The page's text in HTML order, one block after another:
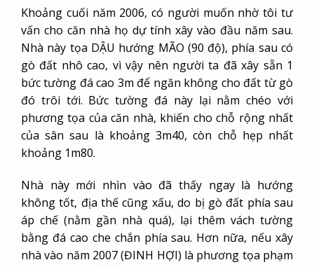
Khoảng cuối năm 2006, có người muốn nhờ tôi tư
vấn cho căn nhà họ dự tính xây vào đầu năm sau.
Nhà này tọa DẬU hướng MÃO (90 độ), phía sau có
gò đất nhô cao, vì vậy nên người ta đã xây sẵn 1
bức tường đá cao 3m để ngăn không cho đất từ gò
đó trôi tới. Bức tường đá này lại nằm chéo với
phương tọa của căn nhà, khiến cho chỗ rộng nhất
của sân sau là khoảng 3m40, còn chỗ hẹp nhất
khoảng 1m80.
Nhà này mới nhìn vào đã thấy ngay là hướng
không tốt, địa thế cũng xấu, do bị gò đất phía sau
áp chế (nằm gần nhà quá), lại thêm vách tường
bằng đá cao che chắn phía sau. Hơn nữa, nếu xây
nhà vào năm 2007 (ĐINH HỢI) là phương tọa phạm